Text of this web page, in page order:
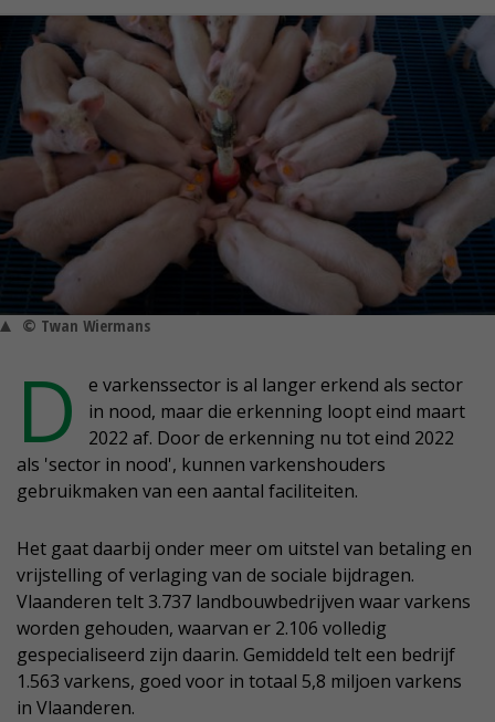
© Twan Wiermans
D
e varkenssector is al langer erkend als sector
in nood, maar die erkenning loopt eind maart
2022 af. Door de erkenning nu tot eind 2022
als 'sector in nood', kunnen varkenshouders
gebruikmaken van een aantal faciliteiten.
Het gaat daarbij onder meer om uitstel van betaling en
vrijstelling of verlaging van de sociale bijdragen.
Vlaanderen telt 3.737 landbouwbedrijven waar varkens
worden gehouden, waarvan er 2.106 volledig
gespecialiseerd zijn daarin. Gemiddeld telt een bedrijf
1.563 varkens, goed voor in totaal 5,8 miljoen varkens
in Vlaanderen.